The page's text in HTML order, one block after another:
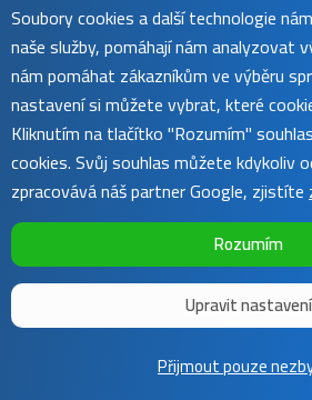
Sunnysoft2016 - 2026 |
Soubory cookies a další technologie
naše služby, pomáhají nám analyzovat
nám pomáhat zákazníkům ve výběru
nastavení si můžete vybrat, které
Kliknutím na tlačítko "Rozumím"
cookies. Svůj souhlas můžete kdykoliv
zpracovává náš partner Google, zjistíte
Rozumím
Upravit nastavení
Přijmout pouze